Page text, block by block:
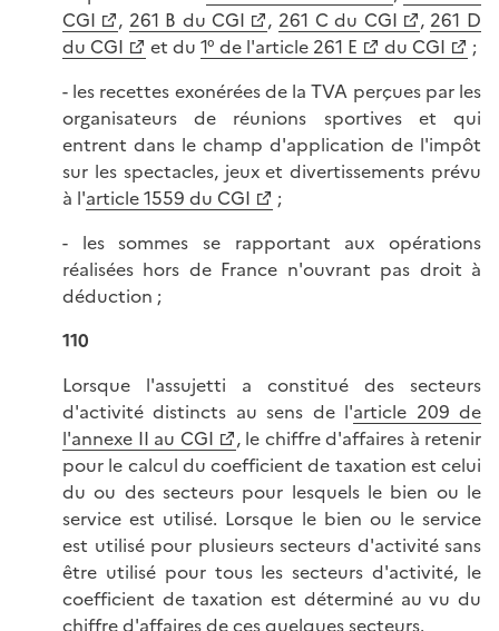
CGI
, 261 B du CGI , 261 C du CGI , 261 D
du CGI
et du 1° de l'article 261 E du CGI
;
- les recettes exonérées de la TVA perçues par les
organisateurs de réunions sportives et qui
entrent dans le champ d'application de l'impôt
sur les spectacles, jeux et divertissements prévu
à l'article 1559 du CGI
;
- les sommes se rapportant aux opérations
réalisées hors de France n'ouvrant pas droit à
déduction ;
110
Lorsque l'assujetti a constitué des secteurs
d'activité distincts au sens de l'article 209 de
l'annexe II au CGI
, le chiffre d'affaires à retenir
pour le calcul du coefficient de taxation est celui
du ou des secteurs pour lesquels le bien ou le
service est utilisé. Lorsque le bien ou le service
est utilisé pour plusieurs secteurs d'activité sans
être utilisé pour tous les secteurs d'activité, le
coefficient de taxation est déterminé au vu du
chiffre d'affaires de ces quelques secteurs.